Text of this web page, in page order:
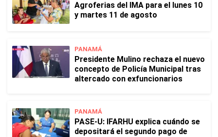
Agroferias del IMA para el lunes 10
y martes 11 de agosto
PANAMÁ
Presidente Mulino rechaza el nuevo
concepto de Policía Municipal tras
altercado con exfuncionarios
PANAMÁ
PASE-U: IFARHU explica cuándo se
depositará el segundo pago de